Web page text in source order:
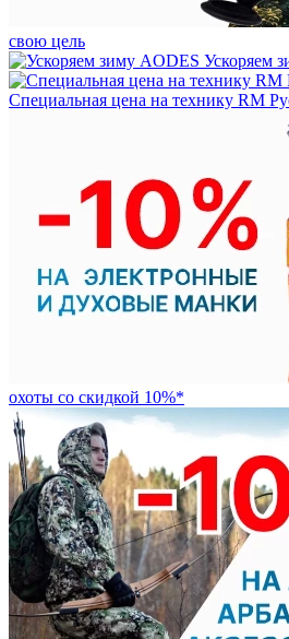
свою цель
Ускоряем
Специальная цена на технику RM
охоты со скидкой 10%*